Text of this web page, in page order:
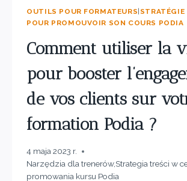
OUTILS POUR FORMATEURS STRATÉGIE
POUR PROMOUVOIR SON COURS PODIA
Comment utiliser la
pour booster
de vos clients sur
formation Podia ?
4 maja 2023 r.
Narzędzia dla trenerów,Strategia treści w
promowania kursu Podia